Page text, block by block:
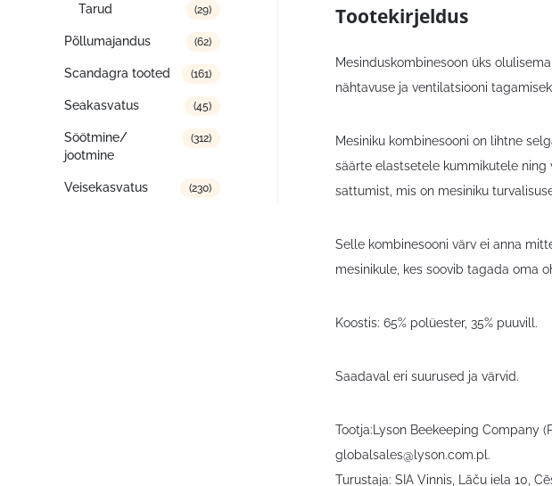
Tarud (29)
Põllumajandus (62)
Scandagra tooted (161)
Seakasvatus (45)
Söötmine/
jootmine
(312)
Veisekasvatus (230)
Tootekirjeldus
Mesinduskombinesoon üks
nähtavuse ja ventilatsiooni
Mesiniku kombinesooni on lihtne
säärte elastsetele kummikutele
sattumist, mis on mesiniku
Selle kombinesooni värv ei anna
mesinikule, kes soovib tagada oma
Koostis: 65% polüester, 35% puuvill.
Saadaval eri suurused ja värvid.
Tootja:Lyson Beekeeping Company
globalsales@lyson.com.pl.
Turustaja: SIA Vinnis, Lāču iela 10,